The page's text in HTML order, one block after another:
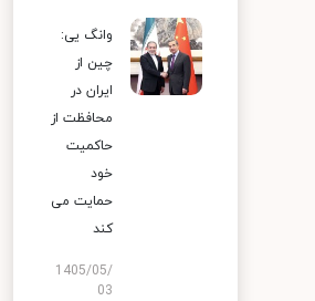
وانگ یی:
چین از
ایران در
محافظت از
حاکمیت
خود
حمایت می
کند
1405/05/
03